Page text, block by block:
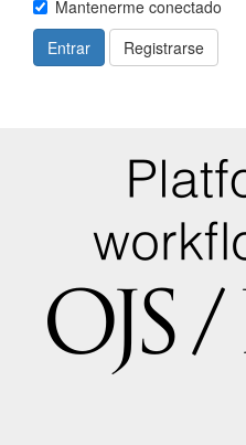
Mantenerme conectado
Entrar
Registrarse